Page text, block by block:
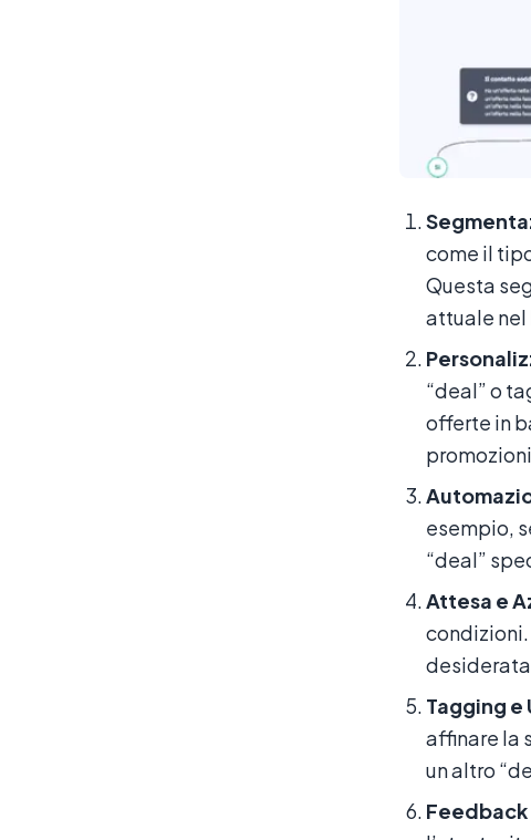
come il
Questa
attuale nel
“deal” o
offerte in
esempio,
“deal”
Attesa e
condizioni.
desiderata
Tagging
affinare la
un altro